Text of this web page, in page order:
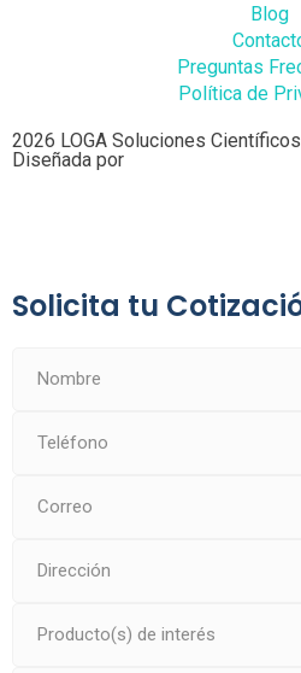
Blog
Preguntas
Política de
2026 LOGA Soluciones
Diseñada por
Solicita tu